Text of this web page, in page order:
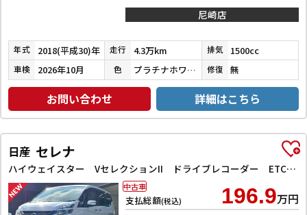
尼崎店
年式 2018(平成30)年 走行 4.3万km 排気 1500cc
車検 2026年10月 色 プラチナホワイトパール 修復 無
お問い合わせ 詳細はこちら
日産 セレナ
ハイウェイスター VセレクションII ドライブレコーダー ETC バックカメラ サイドカメラ ナビ TV クリアランスソナー オートクルーズコントロール パークアシスト 衝突被害軽減システム 両側電動スライドドア オートライト
支払総額(税込) 196.9万円
中古車